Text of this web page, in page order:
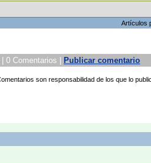
Artículos
0 Comentarios |
Publicar comentario
son responsabilidad de los que lo